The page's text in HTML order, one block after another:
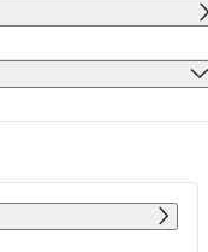
PÁ SO NE